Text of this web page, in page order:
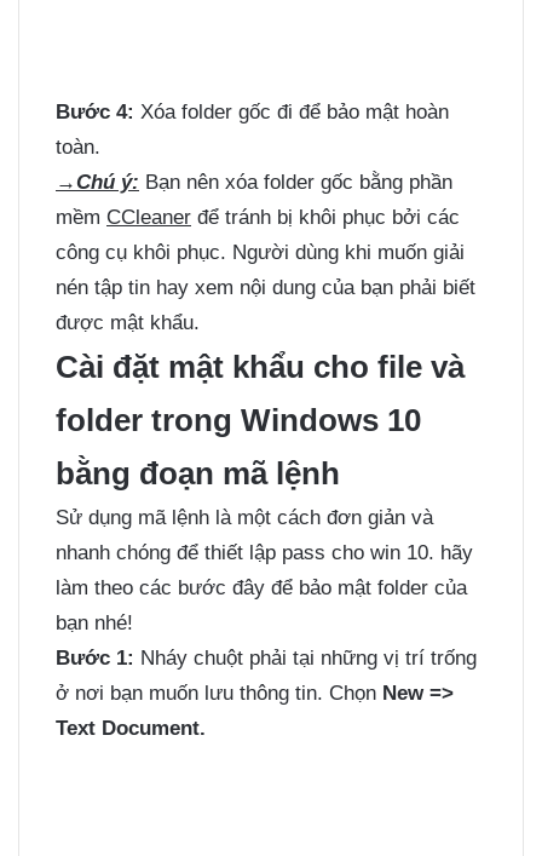
Bước 4: Xóa folder gốc đi để bảo mật hoàn
toàn.
→Chú ý: Bạn nên xóa folder gốc bằng phần
mềm CCleaner để tránh bị khôi phục bởi các
công cụ khôi phục. Người dùng khi muốn giải
nén tập tin hay xem nội dung của bạn phải biết
được mật khẩu.
Cài đặt mật khẩu cho file và
folder trong Windows 10
bằng đoạn mã lệnh
Sử dụng mã lệnh là một cách đơn giản và
nhanh chóng để thiết lập pass cho win 10. hãy
làm theo các bước đây để bảo mật folder của
bạn nhé!
Bước 1: Nháy chuột phải tại những vị trí trống
ở nơi bạn muốn lưu thông tin. Chọn New =>
Text Document.